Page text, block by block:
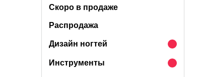
Скоро в продаже
Распродажа
Дизайн ногтей
Инструменты